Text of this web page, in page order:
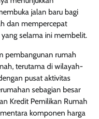
jalan baru bagi
dan mempercepat
selama ini membelit.
pembangunan rumah
terutama di wilayah-
pusat aktivitas
sebagian besar
Kredit Pemilikan Rumah
komponen harga